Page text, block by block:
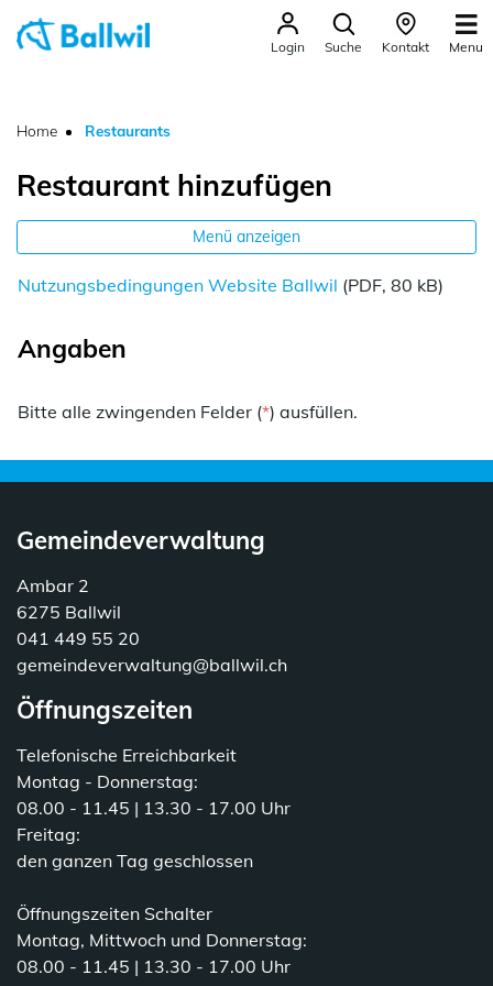
Ballwil
Login Suche Kontakt Menu
Home Restaurants(ausgewählt)
Restaurant hinzufügen
Menü anzeigen
Nutzungsbedingungen Website Ballwil (PDF, 80 kB)
Angaben
Bitte alle zwingenden Felder (*) ausfüllen.
Gemeindeverwaltung
Ambar 2
6275 Ballwil
041 449 55 20
gemeindeverwaltung@ballwil.ch
Öffnungszeiten
Telefonische Erreichbarkeit
Montag - Donnerstag:
08.00 - 11.45 | 13.30 - 17.00 Uhr
Freitag:
den ganzen Tag geschlossen
Öffnungszeiten Schalter
Montag, Mittwoch und Donnerstag:
08.00 - 11.45 | 13.30 - 17.00 Uhr